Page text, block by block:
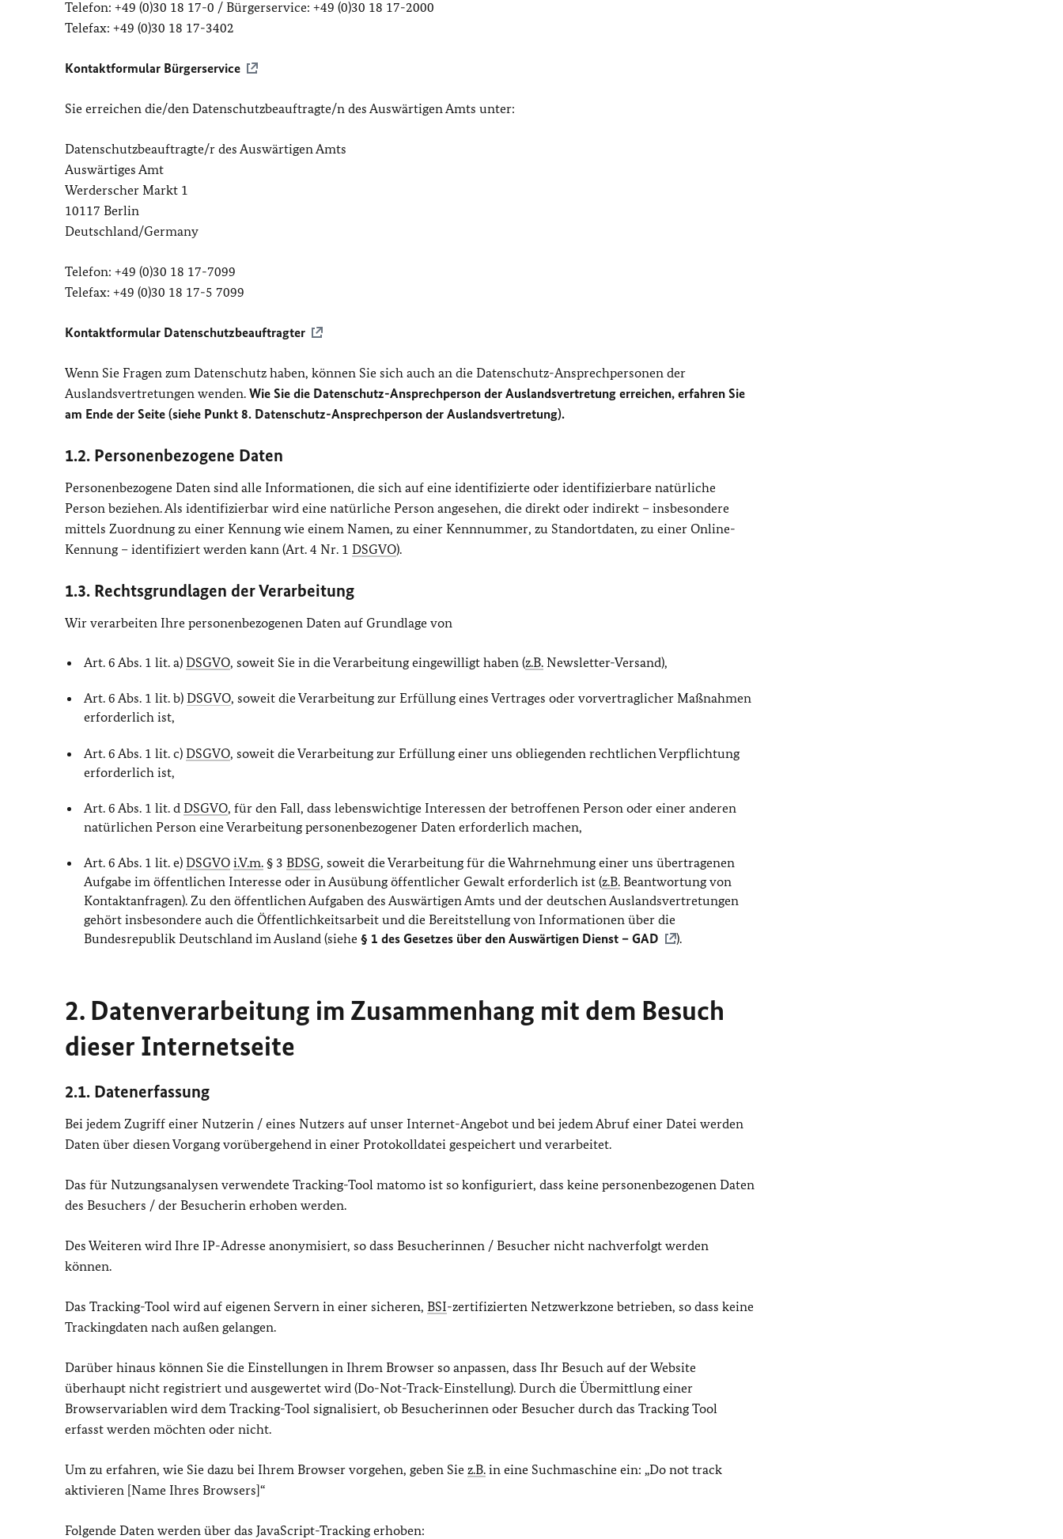
Telefon: +49 (0)30 18 17-0 / Bürgerservice: +49 (0)30 18 17-2000
Telefax: +49 (0)30 18 17-3402
Kontaktformular Bürgerservice
Sie erreichen die/den Datenschutzbeauftragte/n des Auswärtigen Amts unter:
Datenschutzbeauftragte/r des Auswärtigen Amts
Auswärtiges Amt
Werderscher Markt 1
10117 Berlin
Deutschland/Germany
Telefon: +49 (0)30 18 17-7099
Telefax: +49 (0)30 18 17-5 7099
Kontaktformular Datenschutzbeauftragter
Wenn Sie Fragen zum Datenschutz haben, können Sie sich auch an die Datenschutz-Ansprechpersonen der
Auslandsvertretungen wenden. Wie Sie die Datenschutz-Ansprechperson der Auslandsvertretung erreichen, erfahren Sie
am Ende der Seite (siehe Punkt 8. Datenschutz-Ansprechperson der Auslandsvertretung).
1.2. Personenbezogene Daten
Personenbezogene Daten sind alle Informationen, die sich auf eine identifizierte oder identifizierbare natürliche
Person beziehen. Als identifizierbar wird eine natürliche Person angesehen, die direkt oder indirekt – insbesondere
mittels Zuordnung zu einer Kennung wie einem Namen, zu einer Kennnummer, zu Standortdaten, zu einer Online-
Kennung – identifiziert werden kann (Art. 4 Nr. 1 DSGVO).
1.3. Rechtsgrundlagen der Verarbeitung
Wir verarbeiten Ihre personenbezogenen Daten auf Grundlage von
Art. 6 Abs. 1 lit. a) DSGVO, soweit Sie in die Verarbeitung eingewilligt haben (z.B. Newsletter-Versand),
Art. 6 Abs. 1 lit. b) DSGVO, soweit die Verarbeitung zur Erfüllung eines Vertrages oder vorvertraglicher Maßnahmen
erforderlich ist,
Art. 6 Abs. 1 lit. c) DSGVO, soweit die Verarbeitung zur Erfüllung einer uns obliegenden rechtlichen Verpflichtung
erforderlich ist,
Art. 6 Abs. 1 lit. d DSGVO, für den Fall, dass lebenswichtige Interessen der betroffenen Person oder einer anderen
natürlichen Person eine Verarbeitung personenbezogener Daten erforderlich machen,
Art. 6 Abs. 1 lit. e) DSGVO i.V.m. § 3 BDSG, soweit die Verarbeitung für die Wahrnehmung einer uns übertragenen
Aufgabe im öffentlichen Interesse oder in Ausübung öffentlicher Gewalt erforderlich ist (z.B. Beantwortung von
Kontaktanfragen). Zu den öffentlichen Aufgaben des Auswärtigen Amts und der deutschen Auslandsvertretungen
gehört insbesondere auch die Öffentlichkeitsarbeit und die Bereitstellung von Informationen über die
Bundesrepublik Deutschland im Ausland (siehe § 1 des Gesetzes über den Auswärtigen Dienst – GAD ).
2. Datenverarbeitung im Zusammenhang mit dem Besuch
dieser Internetseite
2.1. Datenerfassung
Bei jedem Zugriff einer Nutzerin / eines Nutzers auf unser Internet-Angebot und bei jedem Abruf einer Datei werden
Daten über diesen Vorgang vorübergehend in einer Protokolldatei gespeichert und verarbeitet.
Das für Nutzungsanalysen verwendete Tracking-Tool matomo ist so konfiguriert, dass keine personenbezogenen Daten
des Besuchers / der Besucherin erhoben werden.
Des Weiteren wird Ihre IP-Adresse anonymisiert, so dass Besucherinnen / Besucher nicht nachverfolgt werden
können.
Das Tracking-Tool wird auf eigenen Servern in einer sicheren, BSI-zertifizierten Netzwerkzone betrieben, so dass keine
Trackingdaten nach außen gelangen.
Darüber hinaus können Sie die Einstellungen in Ihrem Browser so anpassen, dass Ihr Besuch auf der Website
überhaupt nicht registriert und ausgewertet wird (Do-Not-Track-Einstellung). Durch die Übermittlung einer
Browservariablen wird dem Tracking-Tool signalisiert, ob Besucherinnen oder Besucher durch das Tracking Tool
erfasst werden möchten oder nicht.
Um zu erfahren, wie Sie dazu bei Ihrem Browser vorgehen, geben Sie z.B. in eine Suchmaschine ein: „Do not track
aktivieren [Name Ihres Browsers]“
Folgende Daten werden über das JavaScript-Tracking erhoben: